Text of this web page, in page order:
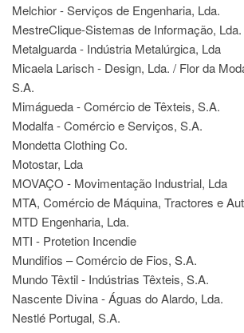
Melchior - Serviços de Engenharia, Lda.
MestreClique-Sistemas de Informação, Lda.
Metalguarda - Indústria Metalúrgica, Lda
Micaela Larisch - Design, Lda. / Flor da
S.A.
Mimágueda - Comércio de Têxteis, S.A.
Modalfa - Comércio e Serviços, S.A.
Mondetta Clothing Co.
Motostar, Lda
MOVAÇO - Movimentação Industrial, Lda
MTA, Comércio de Máquina, Tractores e
MTD Engenharia, Lda.
MTI - Protetion Incendie
Mundifios – Comércio de Fios, S.A.
Mundo Têxtil - Indústrias Têxteis, S.A.
Nascente Divina - Águas do Alardo, Lda.
Nestlé Portugal, S.A.